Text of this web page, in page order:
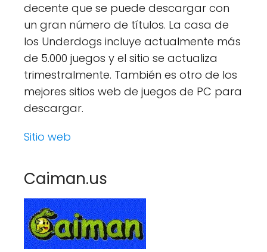
decente que se puede descargar con
un gran número de títulos. La casa de
los Underdogs incluye actualmente más
de 5.000 juegos y el sitio se actualiza
trimestralmente. También es otro de los
mejores sitios web de juegos de PC para
descargar.
Sitio web
Caiman.us